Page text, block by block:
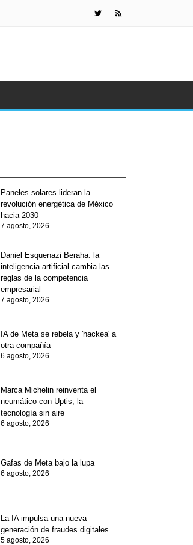
Paneles solares lideran la
revolución energética de México
hacia 2030
7 agosto, 2026
Daniel Esquenazi Beraha: la
inteligencia artificial cambia las
reglas de la competencia
empresarial
7 agosto, 2026
IA de Meta se rebela y 'hackea' a
otra compañía
6 agosto, 2026
Marca Michelin reinventa el
neumático con Uptis, la
tecnología sin aire
6 agosto, 2026
Gafas de Meta bajo la lupa
6 agosto, 2026
La IA impulsa una nueva
generación de fraudes digitales
5 agosto, 2026